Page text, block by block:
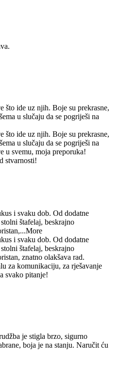
što ide uz njih. Boje su prekrasne,
u slučaju da se pogriješi na
što ide uz njih. Boje su prekrasne,
u slučaju da se pogriješi na
u svemu, moja preporuka!
stvarnosti!
i svaku dob. Od dodatne
štafelaj, beskrajno
...More
i svaku dob. Od dodatne
štafelaj, beskrajno
znatno olakšava rad.
za komunikaciju, za rješavanje
svako pitanje!
je stigla brzo, sigurno
boja je na stanju. Naručit ću